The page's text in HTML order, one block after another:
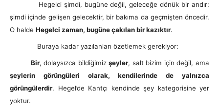
Hegelci şimdi, bugüne değil, geleceğe dönük bir andır:
şimdi içinde gelişen gelecektir, bir bakıma da geçmişten öncedir.
O halde Hegelci zaman, bugüne çakılan bir kazıktır.
Buraya kadar yazılanları özetlemek gerekiyor:
Bir, dolaysızca bildiğimizşeyler, salt bizim için değil, ama
şeylerin görüngüleri olarak, kendilerinde de yalnızca
görüngülerdir. Hegel’de Kantçı kendinde şey kategorisine yer
yoktur.